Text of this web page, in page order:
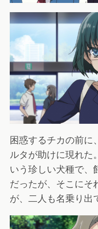
困惑するチカの前に
ルタが助けに現れた
いう珍しい犬種で、
だったが、そこにそ
が、二人も名乗り出